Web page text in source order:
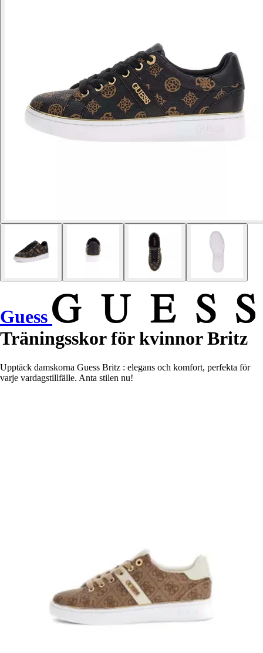
Guess
Träningsskor för kvinnor Britz
Upptäck damskorna Guess Britz : elegans och komfort, perfekta för
varje vardagstillfälle. Anta stilen nu!